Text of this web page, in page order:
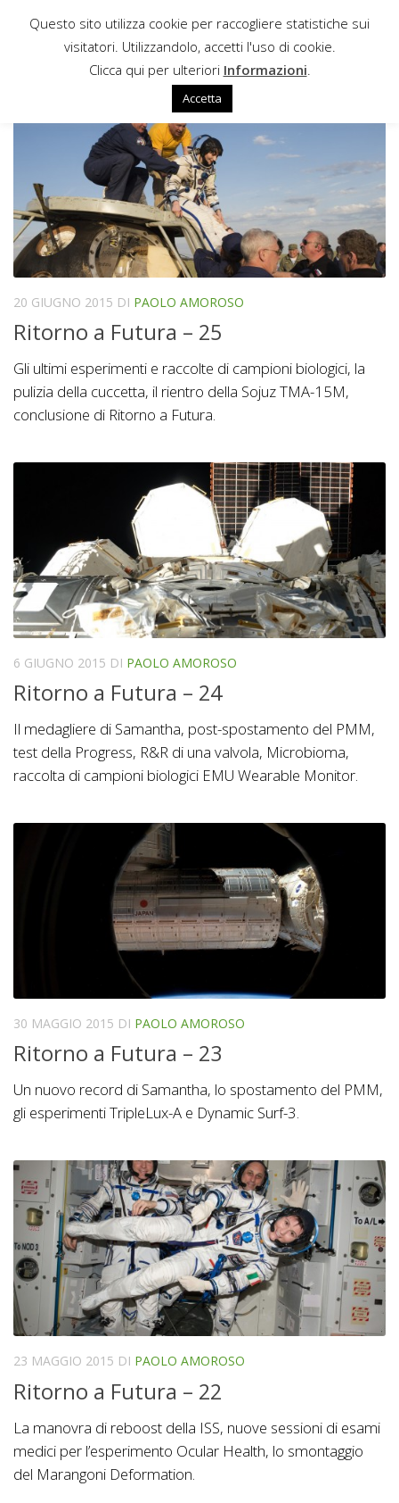
Sotto il contenuto
RITORNO A FUTURA
20 GIUGNO 2015 DI PAOLO AMOROSO
Ritorno a Futura – 25
Gli ultimi esperimenti e raccolte di campioni biologici, la
pulizia della cuccetta, il rientro della Sojuz TMA-15M,
conclusione di Ritorno a Futura.
6 GIUGNO 2015 DI PAOLO AMOROSO
Ritorno a Futura – 24
Il medagliere di Samantha, post-spostamento del PMM,
test della Progress, R&R di una valvola, Microbioma,
raccolta di campioni biologici EMU Wearable Monitor.
30 MAGGIO 2015 DI PAOLO AMOROSO
Ritorno a Futura – 23
Un nuovo record di Samantha, lo spostamento del PMM,
gli esperimenti TripleLux-A e Dynamic Surf-3.
23 MAGGIO 2015 DI PAOLO AMOROSO
Ritorno a Futura – 22
La manovra di reboost della ISS, nuove sessioni di esami
medici per l’esperimento Ocular Health, lo smontaggio
del Marangoni Deformation.
Questo sito utilizza cookie per raccogliere statistiche sui
visitatori. Utilizzandolo, accetti l'uso di cookie.
Clicca qui per ulteriori Informazioni
Accetta